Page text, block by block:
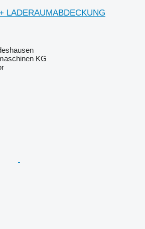
LADERAUMABDECKUNG
KG